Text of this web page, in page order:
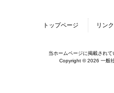
トップページ リンク
当ホームページに掲載され
Copyright © 2026 一般